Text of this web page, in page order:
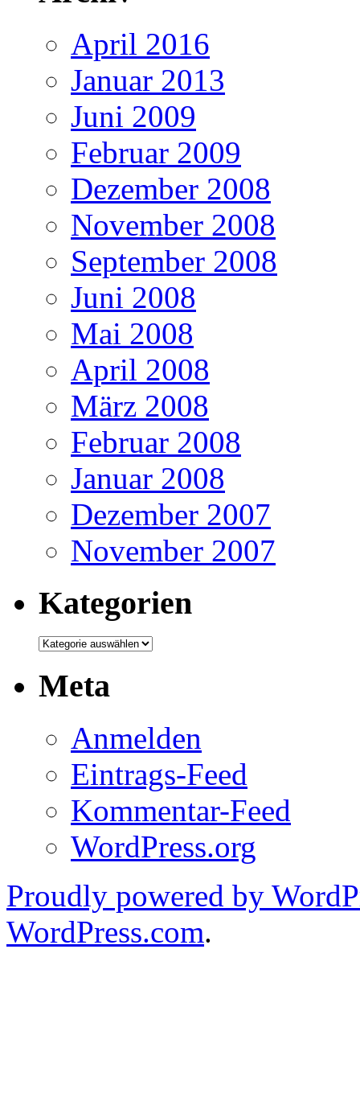
April 2016
Januar 2013
Juni 2009
Februar 2009
Dezember 2008
November 2008
September 2008
Juni 2008
Mai 2008
April 2008
März 2008
Februar 2008
Januar 2008
Dezember 2007
November 2007
Kategorien
Kategorien
Meta
Anmelden
Eintrags-Feed
Kommentar-Feed
WordPress.org
Proudly powered by
WordPress.com.